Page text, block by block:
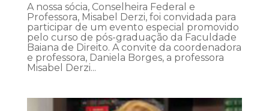
A nossa sócia, Conselheira Federal e
Professora, Misabel Derzi, foi convidada para
participar de um evento especial promovido
pelo curso de pós-graduação da Faculdade
Baiana de Direito. A convite da coordenadora
e professora, Daniela Borges, a professora
Misabel Derzi...